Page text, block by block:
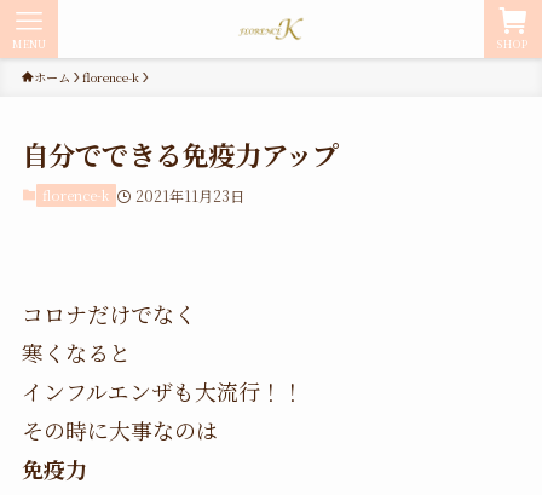
SHOP
MENU
ホーム florence-k
自分でできる免疫力アップ
florence-k 2021年11月23日
コロナだけでなく
寒くなると
インフルエンザも大流行！！
その時に大事なのは
免疫力